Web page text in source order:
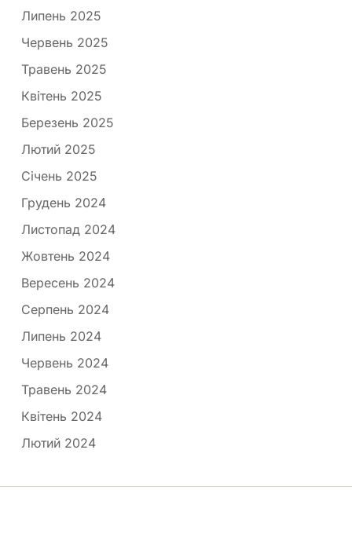
Липень 2025
Червень 2025
Травень 2025
Квітень 2025
Березень 2025
Лютий 2025
Січень 2025
Грудень 2024
Листопад 2024
Жовтень 2024
Вересень 2024
Серпень 2024
Липень 2024
Червень 2024
Травень 2024
Квітень 2024
Лютий 2024